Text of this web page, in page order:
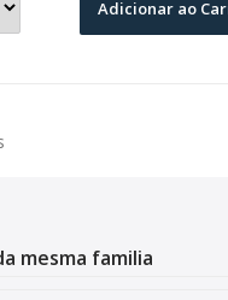
Adicionar ao
mesma familia